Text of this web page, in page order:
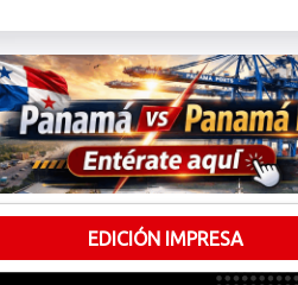
EDICIÓN IMPRESA